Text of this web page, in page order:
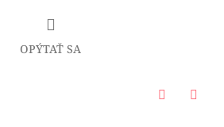
OPÝTAŤ SA